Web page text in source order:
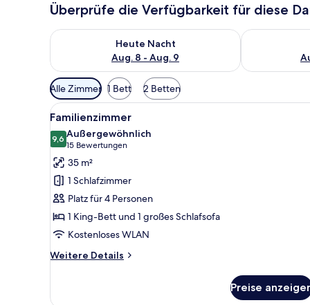
Überprüfe die Verfügbarkeit für diese
Heute Nacht
Aug. 8 - Aug. 9
Überprüfe die Verfügbarkeit für heute Nacht, Aug. 8
Überprüfe
Verfügbare
Filter
für
Zimmer
Alle Zimmer 1 Bett 2 Betten
Alle
Fotos
für
Familienzimmer
anzeigen
Ein Hotelzimmer mit zwei
11
Familienzimmer
9,69,6 von 10
Außergewöhnlich
15 Bewertungen
(15
Bewertungen)
35 m²
1 Schlafzimmer
Platz für 4 Personen
1 King-Bett und 1 großes Schlafsofa
Kostenloses WLAN
Weitere Details
Weitere
Preise